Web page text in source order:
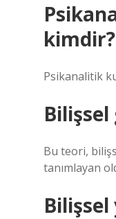
kimdir?
Psikanalitik
Bilişsel
Bu teori,
tanımlayan